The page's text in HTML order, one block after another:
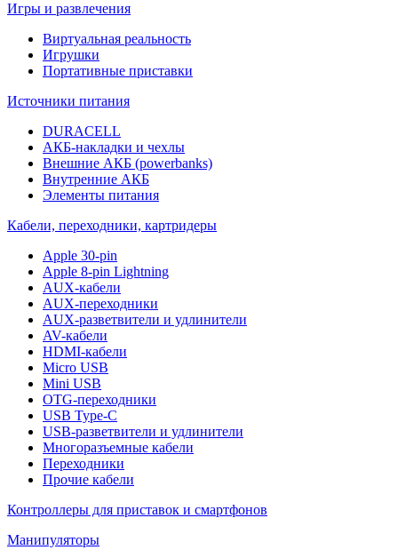
Игры и развлечения
Виртуальная реальность
Игрушки
Портативные приставки
Источники питания
DURACELL
АКБ-накладки и чехлы
Внешние АКБ (powerbanks)
Внутренние АКБ
Элементы питания
Кабели, переходники, картридеры
Apple 30-pin
Apple 8-pin Lightning
AUX-кабели
AUX-переходники
AUX-разветвители и удлинители
AV-кабели
HDMI-кабели
Micro USB
Mini USB
OTG-переходники
USB Type-C
USB-разветвители и удлинители
Многоразъемные кабели
Переходники
Прочие кабели
Контроллеры для приставок и смартфонов
Манипуляторы